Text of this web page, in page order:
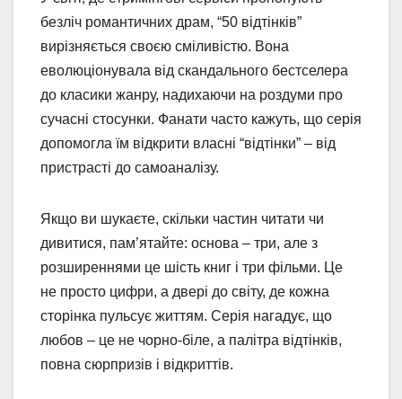
безліч романтичних драм, “50 відтінків”
вирізняється своєю сміливістю. Вона
еволюціонувала від скандального бестселера
до класики жанру, надихаючи на роздуми про
сучасні стосунки. Фанати часто кажуть, що серія
допомогла їм відкрити власні “відтінки” – від
пристрасті до самоаналізу.
Якщо ви шукаєте, скільки частин читати чи
дивитися, пам’ятайте: основа – три, але з
розширеннями це шість книг і три фільми. Це
не просто цифри, а двері до світу, де кожна
сторінка пульсує життям. Серія нагадує, що
любов – це не чорно-біле, а палітра відтінків,
повна сюрпризів і відкриттів.